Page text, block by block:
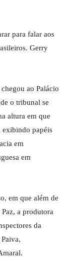
para falar aos
Gerry
ao Palácio
o tribunal se
altura em que
exibindo papéis
em
em
em que além de
a produtora
da